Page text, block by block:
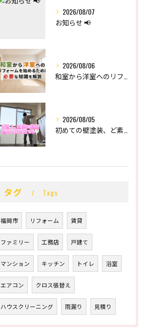
2026/08/07
お知らせ 📢
2026/08/06
2026/08/05
タグ Tags
福岡市 リフォーム 賃貸
ファミリー 工務店 戸建て
マンション キッチン トイレ 浴室
エアコン クロス張替え
ハウスクリーニング 雨漏り 見積り